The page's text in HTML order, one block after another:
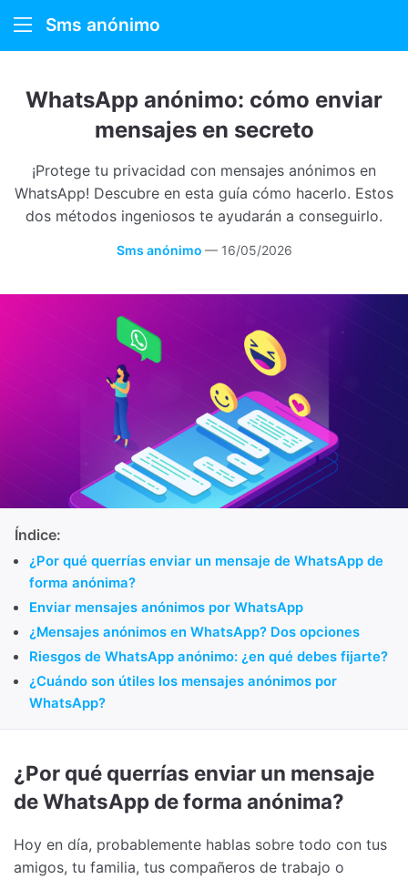
Sms anónimo
Cómo funciona
WhatsApp anónimo: cómo enviar
mensajes en secreto
¡Protege tu privacidad con mensajes anónimos en
WhatsApp! Descubre en esta guía cómo hacerlo. Estos
dos métodos ingeniosos te ayudarán a conseguirlo.
Sms anónimo — 16/05/2026
Índice:
¿Por qué querrías enviar un mensaje de WhatsApp de
forma anónima?
Enviar mensajes anónimos por WhatsApp
¿Mensajes anónimos en WhatsApp? Dos opciones
Riesgos de WhatsApp anónimo: ¿en qué debes fijarte?
¿Cuándo son útiles los mensajes anónimos por
WhatsApp?
¿Por qué querrías enviar un mensaje
de WhatsApp de forma anónima?
Hoy en día, probablemente hablas sobre todo con tus
amigos, tu familia, tus compañeros de trabajo o